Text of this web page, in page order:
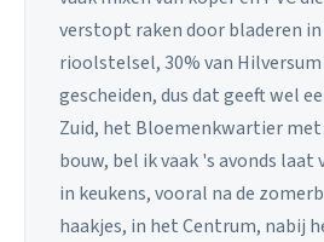
verstopt raken door bladeren
rioolstelsel, 30% van
gescheiden, dus dat geeft wel
Zuid, het Bloemenkwartier met
bouw, bel ik vaak 's avonds
in keukens, vooral na de
haakjes, in het Centrum, nabij